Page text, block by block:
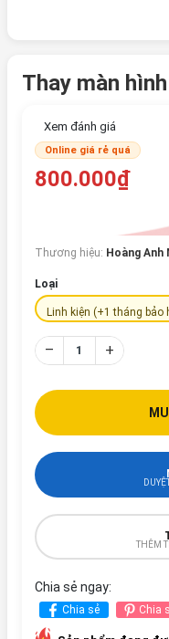
Thay màn
Xem đánh giá
Online giá rẻ quá
800.000₫
Thương hiệu: Hoàng Anh
Loại
Linh kiện (+1 tháng bảo
– +
THÊM
Chia sẻ ngay:
Chia sẻ Chia